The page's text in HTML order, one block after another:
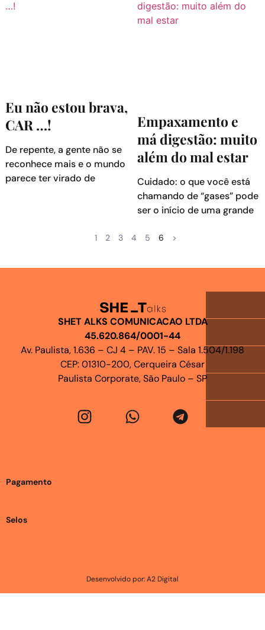
Eu não estou brava,
CAR …!
De repente, a gente não se
reconhece mais e o mundo
parece ter virado de
Empaxamento e
má digestão: muito
além do mal estar
Cuidado: o que você está
chamando de “gases” pode
ser o início de uma grande
1 2 3 4 5 6 >
SHET ALKS COMUNICACAO LTDA
45.620.864/0001-44
Av. Paulista, 1.636 – CJ 4 – PAV. 15 – Sala 1.504/1.198
CEP: 01310-200, Cerqueira César
Paulista Corporate, São Paulo – SP
Pagamento
Selos
Desenvolvido por: A2 Digital